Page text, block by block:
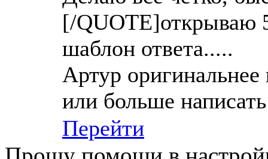
[/QUOTE]открываю
шаблон ответа.....
Артур
или больше
Перейти